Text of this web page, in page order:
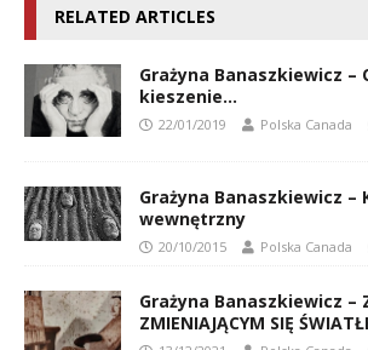
RELATED ARTICLES
Grażyna Banaszkiewicz –
kieszenie…
22/01/2019 Polska Canada
Grażyna Banaszkiewicz –
wewnętrzny
20/10/2015 Polska Canada
Grażyna Banaszkiewicz –
ZMIENIAJĄCYM SIĘ